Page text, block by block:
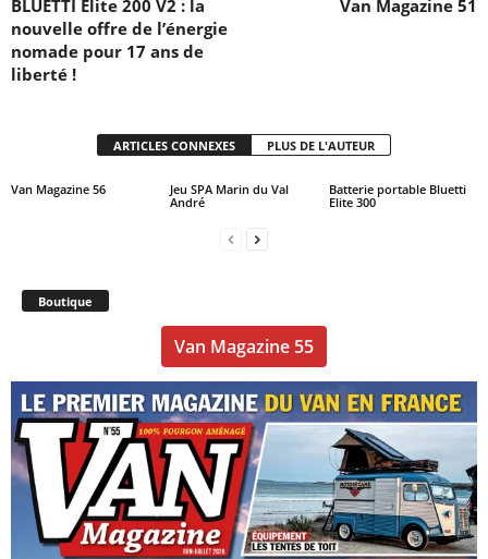
BLUETTI Elite 200 V2 : la
nouvelle offre de l’énergie
nomade pour 17 ans de
liberté !
Van Magazine 51
ARTICLES CONNEXES PLUS DE L'AUTEUR
Van Magazine 56
Jeu SPA Marin du Val
André
Batterie portable Bluetti
Elite 300
Boutique
Van Magazine 55